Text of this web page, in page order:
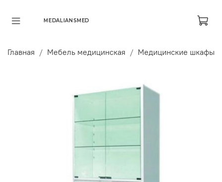
MEDALIANSMED
Главная Мебель медицинская Медицинские шкафы